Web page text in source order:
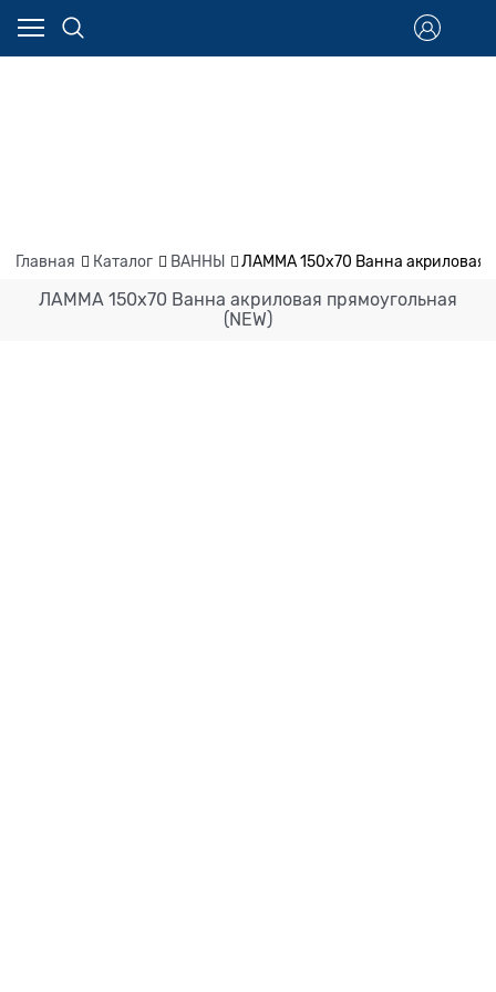
Главная Каталог ВАННЫ ЛАММА 150х70 Ванна акриловая
ЛАММА 150х70 Ванна акриловая прямоугольная
(NEW)